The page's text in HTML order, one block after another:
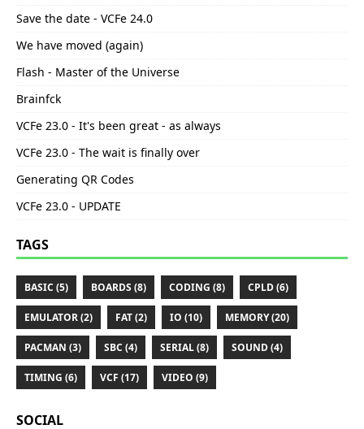
Save the date - VCFe 24.0
We have moved (again)
Flash - Master of the Universe
Brainfck
VCFe 23.0 - It's been great - as always
VCFe 23.0 - The wait is finally over
Generating QR Codes
VCFe 23.0 - UPDATE
TAGS
BASIC (5) BOARDS (8) CODING (8) CPLD (6)
EMULATOR (2) FAT (2) IO (10) MEMORY (20)
PACMAN (3) SBC (4) SERIAL (8) SOUND (4)
TIMING (6) VCF (17) VIDEO (9)
SOCIAL